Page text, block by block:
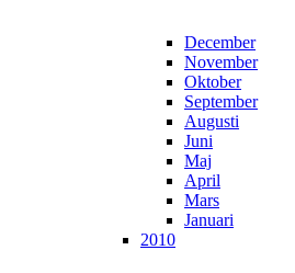
December
November
Oktober
September
Augusti
Juni
Maj
April
Mars
Januari
2010